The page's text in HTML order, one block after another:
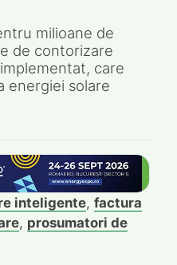
milioane de
de contorizare
care
energiei solare
inteligente, factura
, prosumatori de